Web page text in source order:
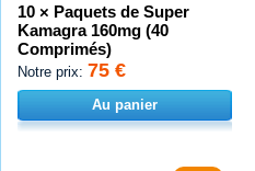
10 × Paquets de Super
Kamagra 160mg (40
Comprimés)
Notre prix: 75 €
Au panier